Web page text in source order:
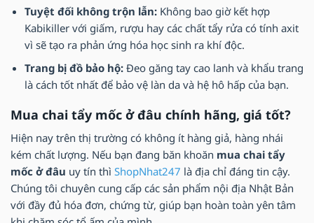
Tuyệt đối không trộn lẫn:Không bao giờ kết hợp
Kabikiller với giấm, rượu hay các chất tẩy rửa có tính axit
vì sẽ tạo ra phản ứng hóa học sinh ra khí độc.
Trang bị đồ bảo hộ:Đeo găng tay cao lanh và khẩu trang
là cách tốt nhất để bảo vệ làn da và hệ hô hấp của bạn.
Mua chai tẩy mốc ở đâu chính hãng, giá tốt?
Hiện nay trên thị trường có không ít hàng giả, hàng nhái
kém chất lượng. Nếu bạn đang băn khoăn mua chai tẩy
mốc ở đâu uy tín thì ShopNhat247 là địa chỉ đáng tin cậy.
Chúng tôi chuyên cung cấp các sản phẩm nội địa Nhật Bản
với đầy đủ hóa đơn, chứng từ, giúp bạn hoàn toàn yên tâm